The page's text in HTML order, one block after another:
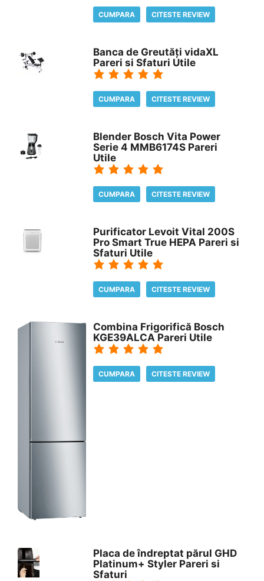
CUMPARA CITESTE REVIEW
Banca de Greutăți vidaXL
Pareri si Sfaturi Utile
CUMPARA CITESTE REVIEW
Blender Bosch Vita Power
Serie 4 MMB6174S Pareri
Utile
CUMPARA CITESTE REVIEW
Purificator Levoit Vital 200S
Pro Smart True HEPA Pareri si
Sfaturi Utile
CUMPARA CITESTE REVIEW
Combina Frigorifică Bosch
KGE39ALCA Pareri Utile
CUMPARA CITESTE REVIEW
Placa de îndreptat părul GHD
Platinum+ Styler Pareri si
Sfaturi